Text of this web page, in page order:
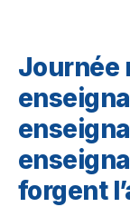
Journée
forgent